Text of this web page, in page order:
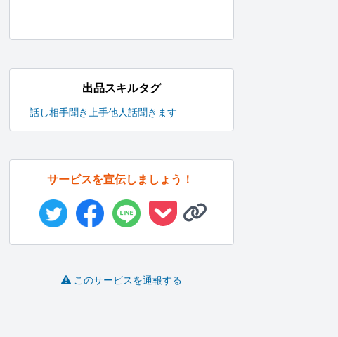
出品スキルタグ
話し相手聞き上手他人話聞きます
サービスを宣伝しましょう！
このサービスを通報する